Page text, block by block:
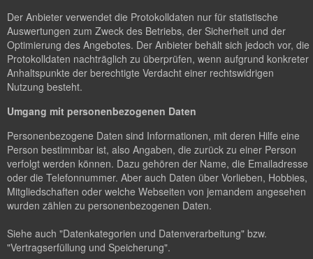
Der Anbieter verwendet die Protokolldaten nur für statistische
Auswertungen zum Zweck des Betriebs, der Sicherheit und der
Optimierung des Angebotes. Der Anbieter behält sich jedoch vor, die
Protokolldaten nachträglich zu überprüfen, wenn aufgrund konkreter
Anhaltspunkte der berechtigte Verdacht einer rechtswidrigen
Nutzung besteht.
Umgang mit personenbezogenen Daten
Personenbezogene Daten sind Informationen, mit deren Hilfe eine
Person bestimmbar ist, also Angaben, die zurück zu einer Person
verfolgt werden können. Dazu gehören der Name, die Emailadresse
oder die Telefonnummer. Aber auch Daten über Vorlieben, Hobbies,
Mitgliedschaften oder welche Webseiten von jemandem angesehen
wurden zählen zu personenbezogenen Daten.
Siehe auch "Datenkategorien und Datenverarbeitung" bzw.
"Vertragserfüllung und Speicherung".